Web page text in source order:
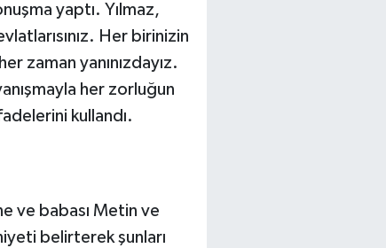
yaptı. Yılmaz,
Her birinizin
zaman yanınızdayız.
her zorluğun
kullandı.
ve babası Metin ve
belirterek şunları